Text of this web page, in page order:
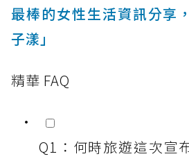
最棒的女性生活資訊分享
子漾」
精華 FAQ
Q1：何時旅遊這次宣